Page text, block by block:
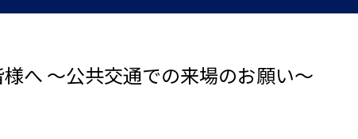
へ ～公共交通での来場のお願い～